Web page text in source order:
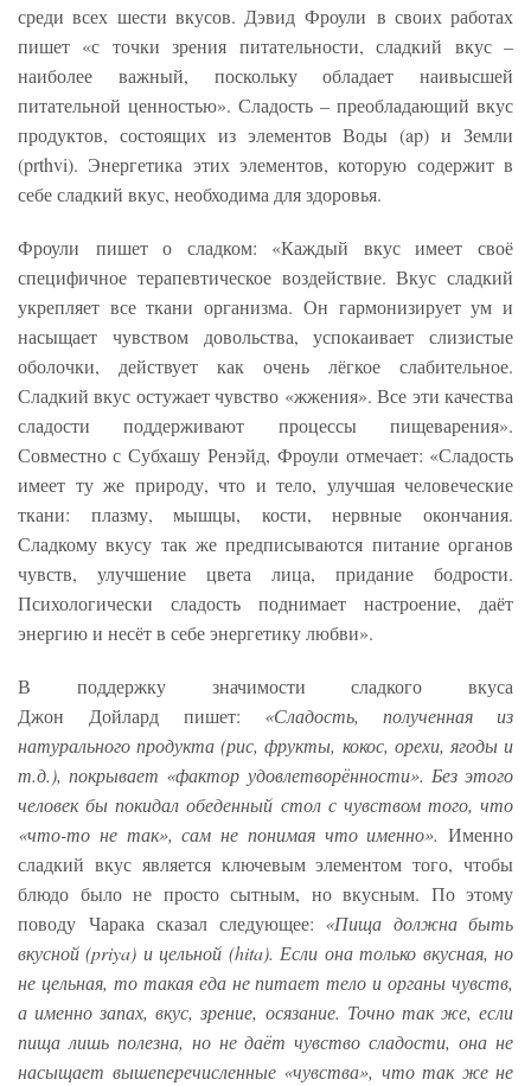
среди всех шести вкусов. Дэвид Фроули в своих работах
пишет «с точки зрения питательности, сладкий вкус –
наиболее важный, поскольку обладает наивысшей
питательной ценностью». Сладость – преобладающий вкус
продуктов, состоящих из элементов Воды (ap) и Земли
(prthvi). Энергетика этих элементов, которую содержит в
себе сладкий вкус, необходима для здоровья.
Фроули пишет о сладком: «Каждый вкус имеет своё
специфичное терапевтическое воздействие. Вкус сладкий
укрепляет все ткани организма. Он гармонизирует ум и
насыщает чувством довольства, успокаивает слизистые
оболочки, действует как очень лёгкое слабительное.
Сладкий вкус остужает чувство «жжения». Все эти качества
сладости поддерживают процессы пищеварения».
Совместно с Субхашу Ренэйд, Фроули отмечает: «Сладость
имеет ту же природу, что и тело, улучшая человеческие
ткани: плазму, мышцы, кости, нервные окончания.
Сладкому вкусу так же предписываются питание органов
чувств, улучшение цвета лица, придание бодрости.
Психологически сладость поднимает настроение, даёт
энергию и несёт в себе энергетику любви».
В поддержку значимости сладкого вкуса
Джон Дойлард пишет: «Сладость, полученная из
натурального продукта (рис, фрукты, кокос, орехи, ягоды и
т.д.), покрывает «фактор удовлетворённости». Без этого
человек бы покидал обеденный стол с чувством того, что
«что-то не так», сам не понимая что именно». Именно
сладкий вкус является ключевым элементом того, чтобы
блюдо было не просто сытным, но вкусным. По этому
поводу Чарака сказал следующее: «Пища должна быть
вкусной (priya) и цельной (hita). Если она только вкусная, но
не цельная, то такая еда не питает тело и органы чувств,
а именно запах, вкус, зрение, осязание. Точно так же, если
пища лишь полезна, но не даёт чувство сладости, она не
насыщает вышеперечисленные «чувства», что так же не